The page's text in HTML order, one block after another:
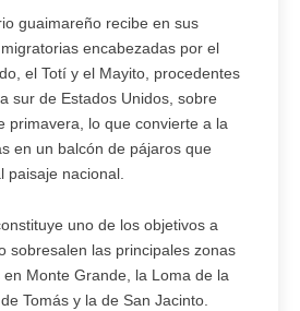
guaimareño recibe en sus
encabezadas por el
el Totí y el Mayito, procedentes
sur de Estados Unidos, sobre
primavera, lo que convierte a la
en un balcón de pájaros que
paisaje nacional.
uno de los objetivos a
sobresalen las principales zonas
Monte Grande, la Loma de la
Tomás y la de San Jacinto.